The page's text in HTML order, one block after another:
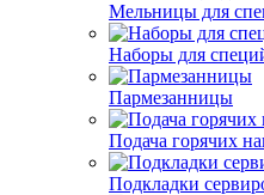
Мельницы для
Наборы для
Пармезанницы
Подача горячих
Подкладки